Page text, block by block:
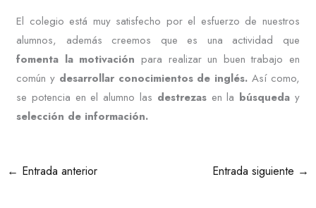
El colegio está muy satisfecho por el esfuerzo de nuestros
alumnos, además creemos que es una actividad que
fomenta la motivación para realizar un buen trabajo en
común y desarrollar conocimientos de inglés. Así como,
se potencia en el alumno las destrezasen la búsqueda y
selección de información.
← Entrada anterior Entrada siguiente →